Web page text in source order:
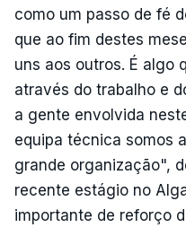
como um passo de fé
que ao fim destes
uns aos outros. É algo
através do trabalho e
a gente envolvida
equipa técnica somos
grande organização",
recente estágio no
importante de reforço